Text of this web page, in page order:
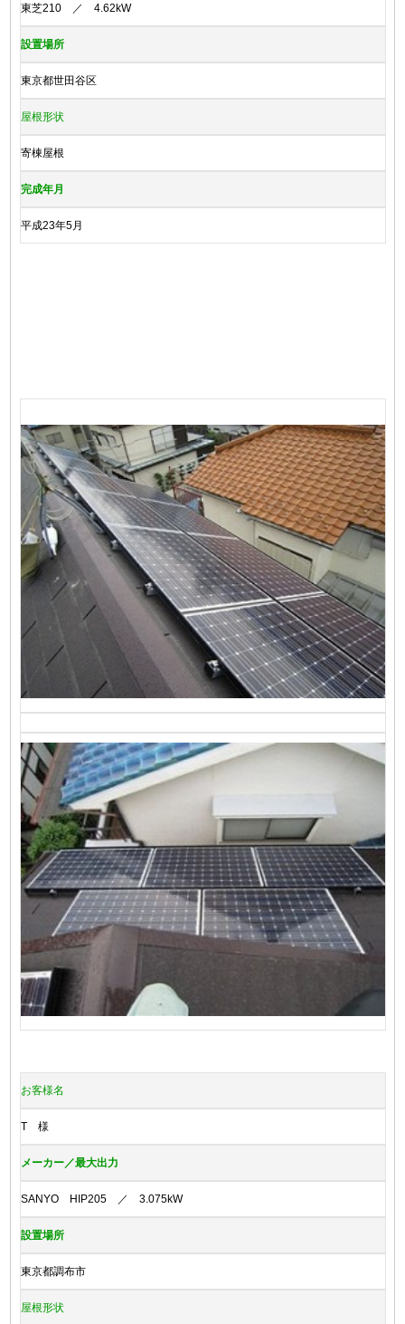
東芝210 ／ 4.62kW
設置場所
東京都世田谷区
屋根形状
寄棟屋根
完成年月
平成23年5月
お客様名
T 様
メーカー／最大出力
SANYO HIP205 ／ 3.075kW
設置場所
東京都調布市
屋根形状